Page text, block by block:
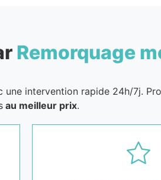
Remorquage
une intervention rapide 24h/7j.
au meilleur prix.